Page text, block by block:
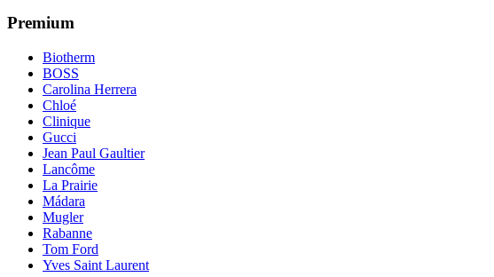
Premium
Biotherm
BOSS
Carolina Herrera
Chloé
Clinique
Gucci
Jean Paul Gaultier
Lancôme
La Prairie
Mádara
Mugler
Rabanne
Tom Ford
Yves Saint Laurent